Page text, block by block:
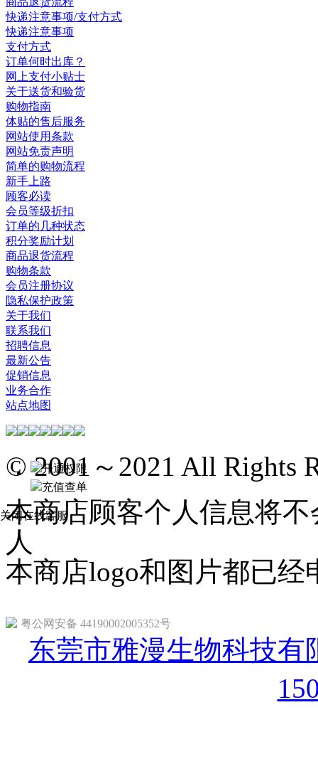
快递注意事项/支付方式
快递注意事项
支付方式
订单何时出库？
网上支付小贴士
关于送货和验货
购物指南
体贴的售后服务
网站使用条款
网站免责声明
简单的购物流程
新手上路
顾客必读
会员等级折扣
订单的几种状态
积分奖励计划
商品退货流程
购物条款
会员注册协议
隐私保护政策
关于我们
联系我们
招聘信息
最新公告
促销信息
业务合作
站点地图
开通权限
充值查单
关闭在线客服
© 2001～2021 All Rights
本商店顾客个人信息将
人
本商店logo和图片都已
粤公网安备 44190002005352号
东莞市雅漫生物科技有